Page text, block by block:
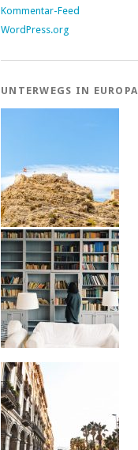
Kommentar-Feed
WordPress.org
UNTERWEGS IN EUROPA